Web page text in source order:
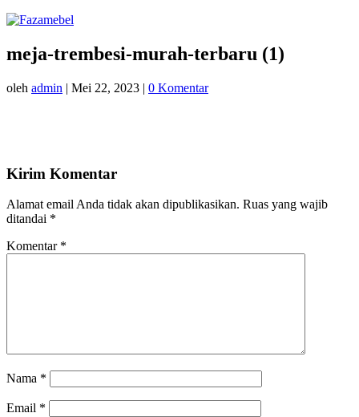
meja-trembesi-murah-terbaru (1)
oleh admin | Mei 22, 2023 | 0 Komentar
Kirim Komentar
Alamat email Anda tidak akan dipublikasikan. Ruas yang wajib
ditandai *
Komentar *
Nama *
Email *